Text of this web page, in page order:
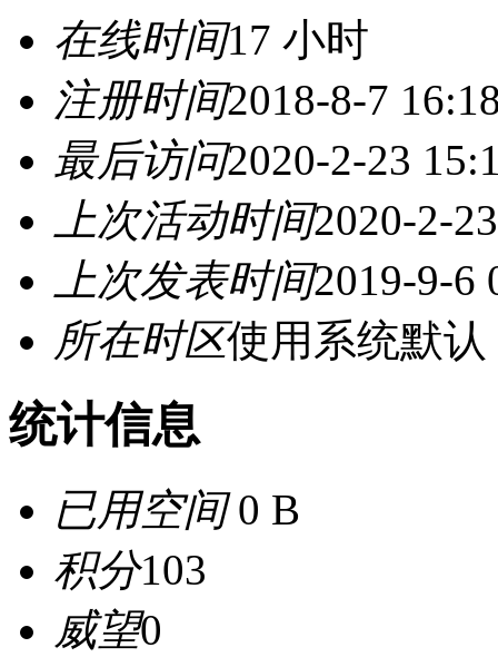
在线时间17 小时
注册时间2018-8-7
最后访问2020-2-23
上次活动时间2020-2-
上次发表时间2019-9-6
所在时区使用系统默认
统计信息
已用空间0 B
积分103
威望0